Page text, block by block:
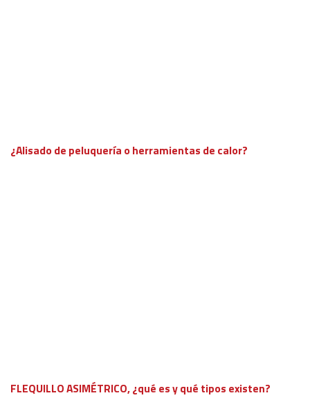
¿Alisado de peluquería o herramientas de calor?
FLEQUILLO ASIMÉTRICO, ¿qué es y qué tipos existen?